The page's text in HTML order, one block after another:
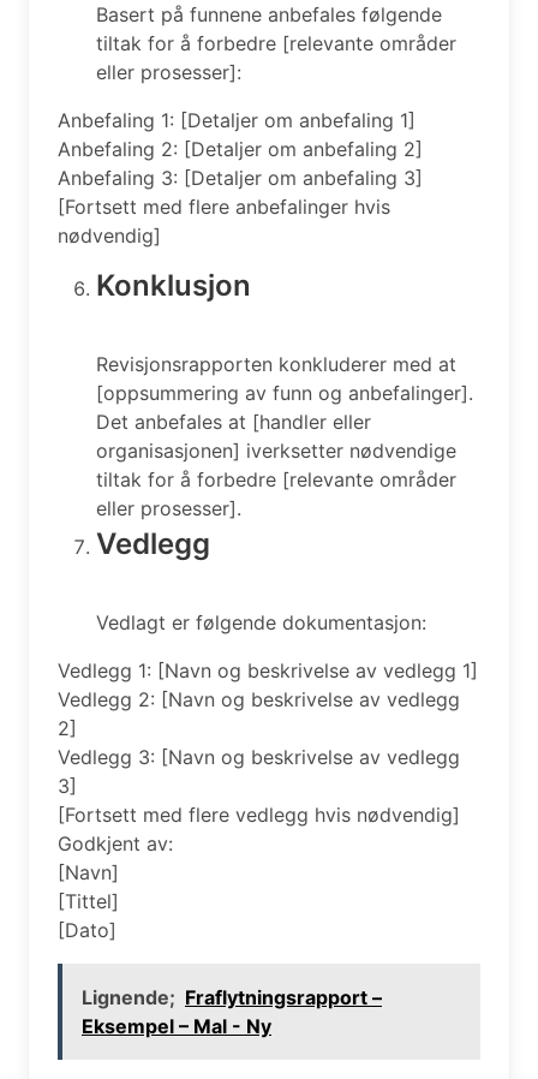
Basert på funnene anbefales følgende
tiltak for å forbedre [relevante områder
eller prosesser]:
Anbefaling 1: [Detaljer om anbefaling 1]
Anbefaling 2: [Detaljer om anbefaling 2]
Anbefaling 3: [Detaljer om anbefaling 3]
[Fortsett med flere anbefalinger hvis
nødvendig]
Konklusjon
Revisjonsrapporten konkluderer med at
[oppsummering av funn og anbefalinger].
Det anbefales at [handler eller
organisasjonen] iverksetter nødvendige
tiltak for å forbedre [relevante områder
eller prosesser].
Vedlegg
Vedlagt er følgende dokumentasjon:
Vedlegg 1: [Navn og beskrivelse av vedlegg 1]
Vedlegg 2: [Navn og beskrivelse av vedlegg
2]
Vedlegg 3: [Navn og beskrivelse av vedlegg
3]
[Fortsett med flere vedlegg hvis nødvendig]
Godkjent av:
[Navn]
[Tittel]
[Dato]
Lignende; Fraflytningsrapport –
Eksempel – Mal - Ny